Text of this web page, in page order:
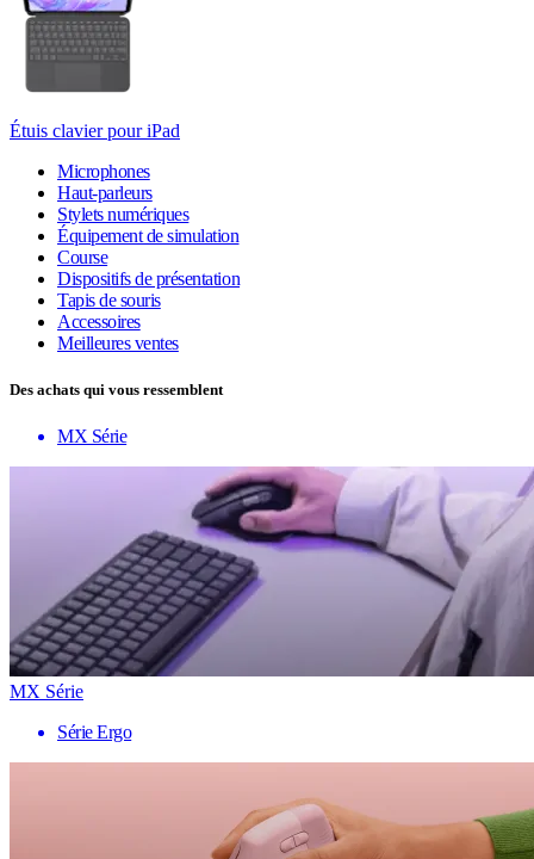
Étuis clavier pour iPad
Microphones
Haut-parleurs
Stylets numériques
Équipement de simulation
Course
Dispositifs de présentation
Tapis de souris
Accessoires
Meilleures ventes
Des achats qui vous ressemblent
MX Série
MX Série
Série Ergo